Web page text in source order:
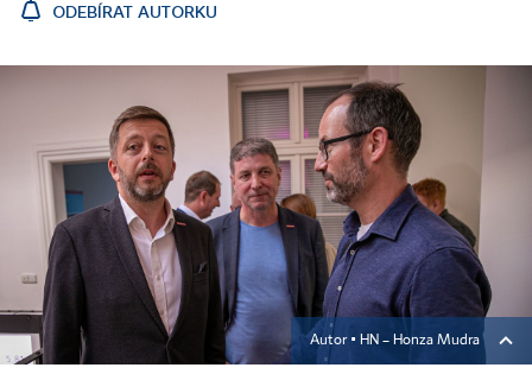
ODEBÍRAT AUTORKU
Autor ▪ HN – Honza Mudra